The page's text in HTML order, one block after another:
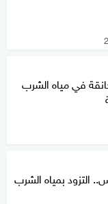
في مياه الشرب
التزود بمياه الشرب